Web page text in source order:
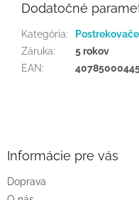
Dodatočné
Kategória:
Postrekovače
Záruka:
5 rokov
EAN:
Informácie pre vás
Doprava